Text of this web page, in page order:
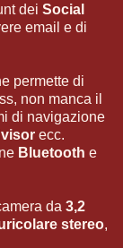
dei Social
email e di
permette di
non manca il
di navigazione
ecc.
Bluetooth e
da 3,2
stereo,